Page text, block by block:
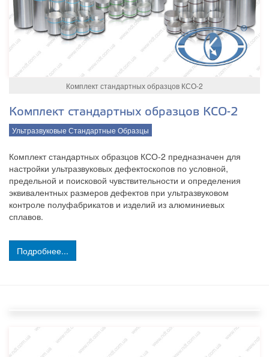
Комплект стандартных образцов КСО-2
Комплект стандартных образцов КСО-2
Ультразвуковые Стандартные Образцы
Комплект стандартных образцов КСО-2 предназначен для
настройки ультразвуковых дефектоскопов по условной,
предельной и поисковой чувствительности и определения
эквивалентных размеров дефектов при ультразвуковом
контроле полуфабрикатов и изделий из алюминиевых
сплавов.
Подробнее...